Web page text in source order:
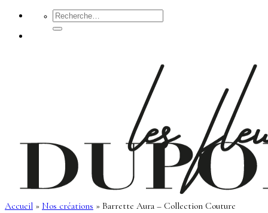
Passer
contenu
Recherche
pour :
Accueil » Nos créations » Barrette Aura – Collection Couture